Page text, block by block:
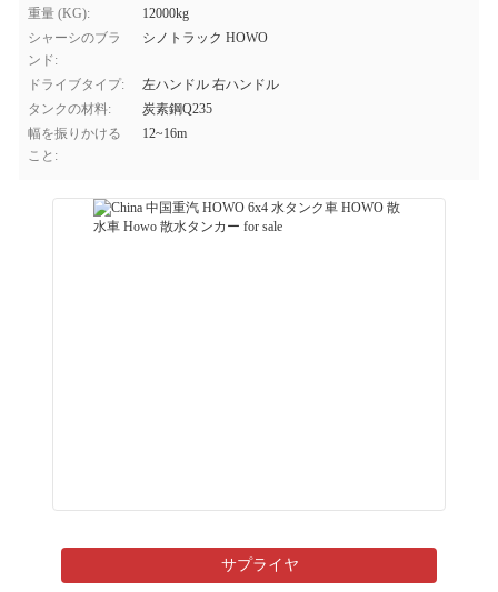
重量 (KG):
12000kg
シャーシのブラ
ンド:
シノトラック HOWO
ドライブタイプ:
左ハンドル 右ハンドル
タンクの材料:
炭素鋼Q235
幅を振りかける
こと:
12~16m
サプライヤ